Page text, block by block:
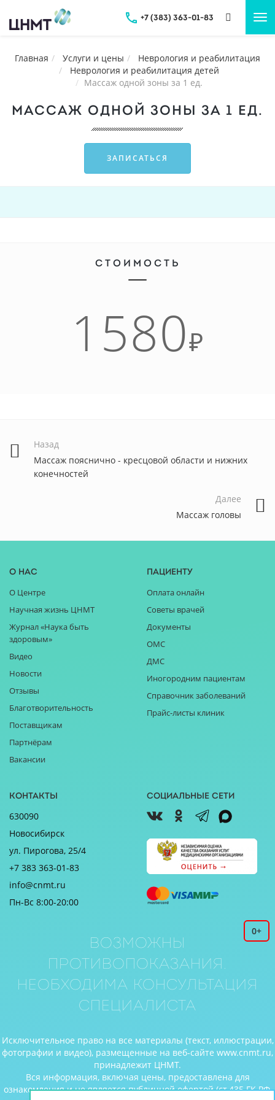
+7 (383) 363-01-83
Главная Услуги и цены
Неврология и реабилитация
Неврология и реабилитация детей
Массаж одной зоны за 1 ед.
МАССАЖ ОДНОЙ ЗОНЫ ЗА 1 ЕД.
ЗАПИСАТЬСЯ
СТОИМОСТЬ
1580₽
Назад
Массаж пояснично - кресцовой области и нижних
конечностей
Далее
Массаж головы
О нас
О Центре
Научная жизнь ЦНМТ
Журнал «Наука быть
здоровым»
Видео
Новости
Отзывы
Благотворительность
Поставщикам
Партнёрам
Вакансии
Пациенту
Оплата онлайн
Советы врачей
Документы
ОМС
ДМС
Иногородним пациентам
Справочник заболеваний
Прайс-листы клиник
Контакты
630090
Новосибирск
ул. Пирогова, 25/4
+7 383 363-01-83
info@cnmt.ru
Пн-Вс 8:00-20:00
Социальные сети
0+
Возможны
противопоказания.
Необходима консультация
специалиста
Исключительное право на все материалы (текст, иллюстрации,
фотографии и видео), размещенные на веб-сайте www.cnmt.ru,
принадлежит ЦНМТ.
Вся информация, включая цены, предоставлена для
ознакомления и не является публичной офертой (ст.435 ГК РФ,